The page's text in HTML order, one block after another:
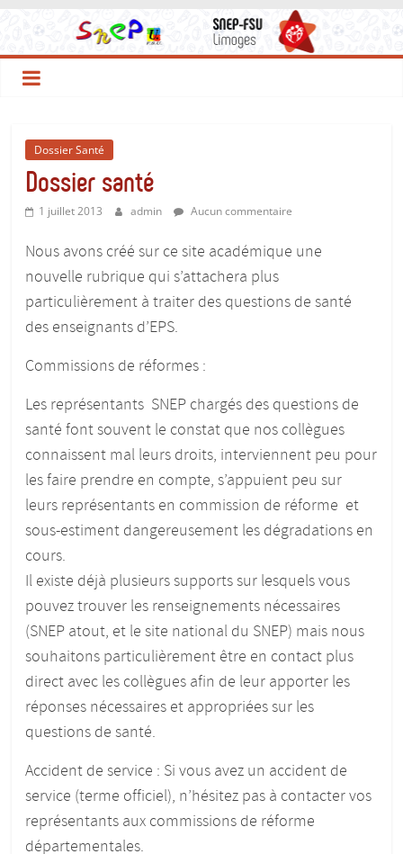
contenu
Le
Site
du
SNEP-
FSU
Limoges
Le
pour
donner
du
corps
aux
études
Dossier Santé
Dossier santé
1 juillet 2013 admin Aucun commentaire
Nous avons créé sur ce site académique une
nouvelle rubrique qui s’attachera plus
particulièrement à traiter des questions de santé
des enseignants d’EPS.
Commissions de réformes :
Les représentants SNEP chargés des questions de
santé font souvent le constat que nos collègues
connaissent mal leurs droits, interviennent peu pour
les faire prendre en compte, s’appuient peu sur
leurs représentants en commission de réforme et
sous-estiment dangereusement les dégradations en
cours.
Il existe déjà plusieurs supports sur lesquels vous
pouvez trouver les renseignements nécessaires
(SNEP atout, et le site national du SNEP) mais nous
souhaitons particulièrement être en contact plus
direct avec les collègues afin de leur apporter les
réponses nécessaires et appropriées sur les
questions de santé.
Accident de service : Si vous avez un accident de
service (terme officiel), n’hésitez pas à contacter vos
représentants aux commissions de réforme
départementales.